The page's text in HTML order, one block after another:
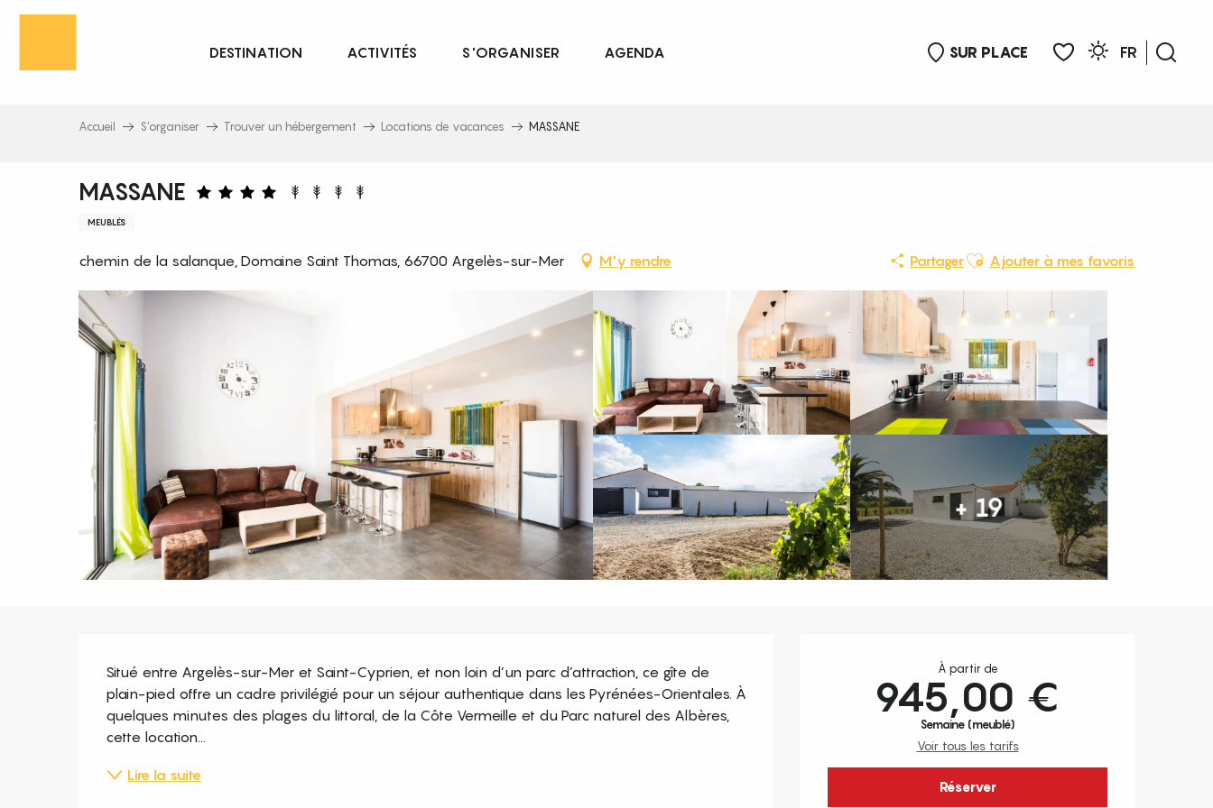
Aller
principal
SUR PLACE
FR
DESTINATION ACTIVITÉS S'ORGANISER AGENDA
Accueil S’organiser Trouver un hébergement Locations de vacances MASSANE
MASSANE
MEUBLÉS
chemin de la salanque, Domaine Saint Thomas, 66700 Argelès-sur-Mer M'y rendre PartagerAjouter aux favoris
Ajouter à mes favoris
+ 19
Ouverture et coordonnées
À partir de
945,00 €
Semaine (meublé)
Voir tous les tarifs
Réserver
Situé entre Argelès-sur-Mer et Saint-Cyprien, et non loin d’un parc d’attraction, ce gîte de
plain-pied offre un cadre privilégié pour un séjour authentique dans les Pyrénées-Orientales. À
quelques minutes des plages du littoral, de la Côte Vermeille et du Parc naturel des Albères,
cette location...
Lire la suite